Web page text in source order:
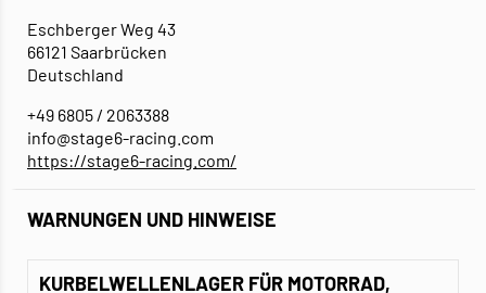
Eschberger Weg 43
66121 Saarbrücken
Deutschland
+49 6805 / 2063388
info@stage6-racing.com
https://stage6-racing.com/
WARNUNGEN UND HINWEISE
KURBELWELLENLAGER FÜR MOTORRAD,